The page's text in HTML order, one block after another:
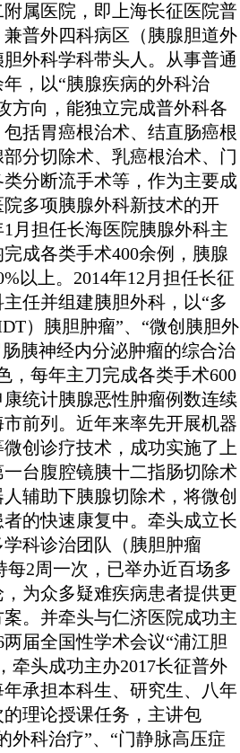
属医院，即上海长征医院普
普外四科病区（胰腺胆道外
外科学科带头人。从事普通
，以“胰腺疾病的外科治
方向，能独立完成普外科各
括胃癌根治术、结直肠癌根
分切除术、乳癌根治术、门
分断流手术等，作为主要成
院多项胰腺外科新技术的开
1月担任长海医院胰腺外科主
成各类手术400余例，胰腺
以上。2014年12月担任长征
任并组建胰胆外科，以“多
）胰胆肿瘤”、“微创胰胆外
胰神经内分泌肿瘤的综合治
，每年主刀完成各类手术600
统计胰腺恶性肿瘤例数连续
前列。近年来率先开展机器
微创诊疗技术，成功实施了上
台腹腔镜胰十二指肠切除术
辅助下胰腺切除术，将微创
的快速康复中。牵头成立长
科诊治团队（胰胆肿瘤
每2周一次，已举办近百场多
为众多疑难疾病患者提供更
。并牵头与仁济医院成功主
两届全国性学术会议“浦江胆
牵头成功主办2017长征普外
年承担本科生、研究生、八年
理论授课任务，主讲包
外科治疗”、“门静脉高压症